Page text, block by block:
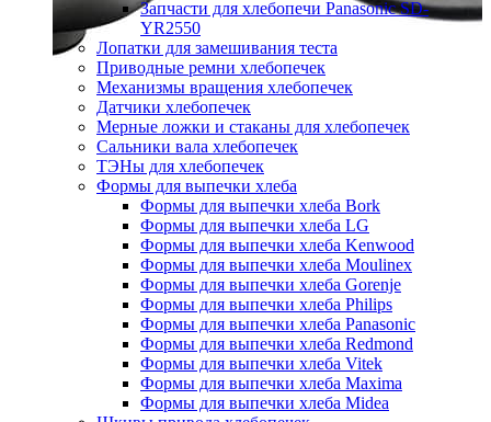
Запчасти для хлебопечи Panasonic SD-
YR2550
Лопатки для замешивания теста
Приводные ремни хлебопечек
Механизмы вращения хлебопечек
Датчики хлебопечек
Мерные ложки и стаканы для хлебопечек
Сальники вала хлебопечек
ТЭНы для хлебопечек
Формы для выпечки хлеба
Формы для выпечки хлеба Bork
Формы для выпечки хлеба LG
Формы для выпечки хлеба Kenwood
Формы для выпечки хлеба Moulinex
Формы для выпечки хлеба Gorenje
Формы для выпечки хлеба Philips
Формы для выпечки хлеба Panasonic
Формы для выпечки хлеба Redmond
Формы для выпечки хлеба Vitek
Формы для выпечки хлеба Maxima
Формы для выпечки хлеба Midea